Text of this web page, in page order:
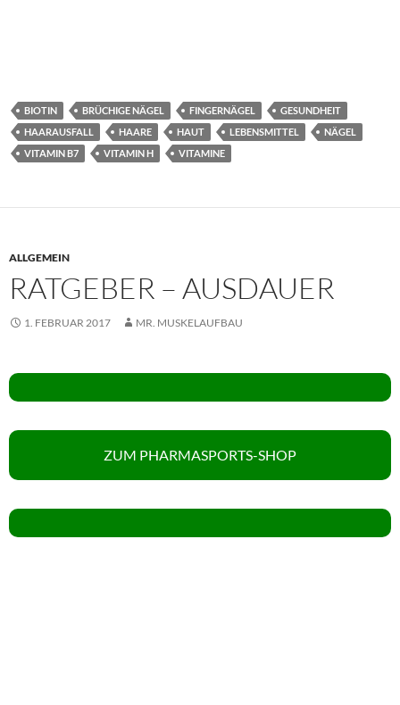
BIOTIN BRÜCHIGE NÄGEL FINGERNÄGEL
GESUNDHEIT
HAARAUSFALL
HAARE HAUT LEBENSMITTEL
NÄGEL
VITAMIN B7
VITAMIN H VITAMINE
ALLGEMEIN
RATGEBER – AUSDAUER
1. FEBRUAR 2017 MR. MUSKELAUFBAU
ZUM PHARMASPORTS-SHOP